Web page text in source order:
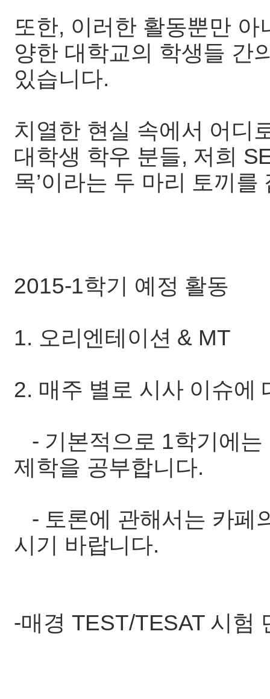
또한, 이러한 활동뿐만
양한 대학교의 학생들 간
있습니다.
치열한 현실 속에서 어디
대학생 학우 분들, 저희
목’이라는 두 마리 토끼
2015-1학기 예정 활동
1. 오리엔테이션 & MT
2. 매주 별로 시사 이슈에
- 기본적으로 1학기에는
제학을 공부합니다.
- 토론에 관해서는 카페
시기 바랍니다.
-매경 TEST/TESAT 시험